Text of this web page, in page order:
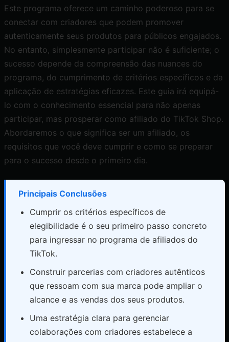
Este programa oferece um caminho poderoso para se
conectar com criadores que podem promover
autenticamente seus produtos para públicos engajados.
No entanto, simplesmente participar não é suficiente; o
sucesso depende da compreensão das nuances do
programa, do cumprimento de critérios específicos e da
aplicação de estratégias eficazes. Este guia irá equipá-
lo com o conhecimento essencial para não apenas
participar, mas prosperar como afiliado do TikTok Shop.
Abordaremos o que significa ser um afiliado, os
requisitos que você deve cumprir e como se preparar
para o sucesso desde o primeiro dia.
Principais Conclusões
Cumprir os critérios específicos de
elegibilidade é o seu primeiro passo concreto
para ingressar no programa de afiliados do
TikTok.
Construir parcerias com criadores autênticos
que ressoam com sua marca pode ampliar o
alcance e as vendas dos seus produtos.
Uma estratégia clara para gerenciar
colaborações com criadores estabelece a